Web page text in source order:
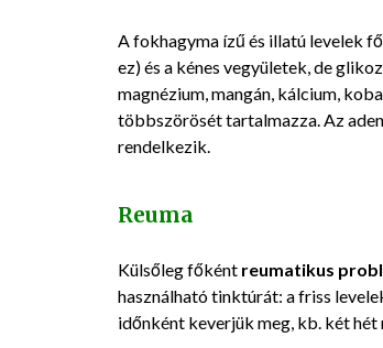
A fokhagyma ízű és illatú levelek
ez) és a kénes vegyületek, de
magnézium, mangán, kálcium,
többszörösét tartalmazza. Az
rendelkezik.
Reuma
Külsőleg főként reumatikus
használható tinktúrát: a friss
időnként keverjük meg, kb. két hét